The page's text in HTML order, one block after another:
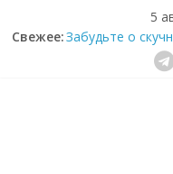
5
Свежее:Забудьте о
которое видит
Небо зовёт: как